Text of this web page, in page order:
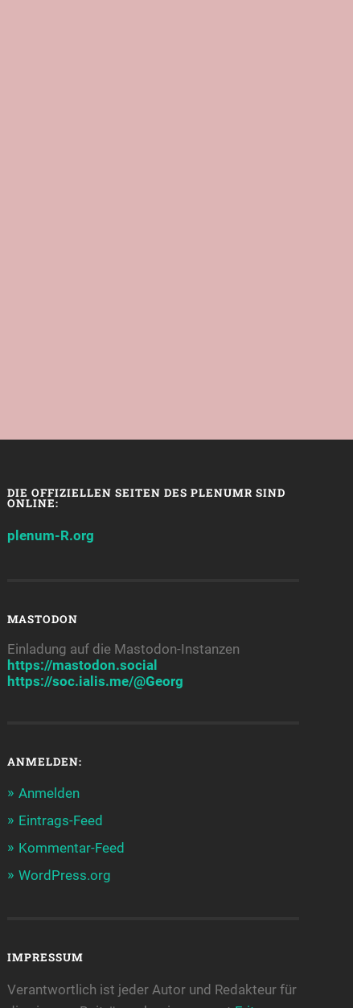
DIE OFFIZIELLEN SEITEN DES PLENUMR SIND
ONLINE:
plenum-R.org
MASTODON
Einladung auf die Mastodon-Instanzen
https://mastodon.social
https://soc.ialis.me/@Georg
ANMELDEN:
Anmelden
Eintrags-Feed
Kommentar-Feed
WordPress.org
IMPRESSUM
Verantwortlich ist jeder Autor und Redakteur für